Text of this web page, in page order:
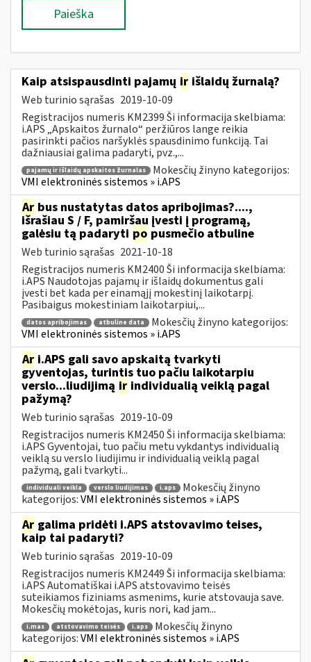
Paieška
Kaip atsispausdinti pajamų ir išlaidų žurnalą?
Web turinio sąrašas 2019-10-09
Registracijos numeris KM2399 Ši informacija skelbiama:
i.APS „Apskaitos žurnalo“ peržiūros lange reikia
pasirinkti pačios naršyklės spausdinimo funkciją. Tai
dažniausiai galima padaryti, pvz.,...
pajamų ir išlaidų apskaitos žurnalas
Mokesčių žinyno kategorijos:
VMI elektroninės sistemos » i.APS
Ar bus nustatytas datos apribojimas?....,
išrašiau S / F, pamiršau įvesti į programą,
galėsiu tą padaryti po pusmečio atbuline
Web turinio sąrašas 2021-10-18
Registracijos numeris KM2400 Ši informacija skelbiama:
i.APS Naudotojas pajamų ir išlaidų dokumentus gali
įvesti bet kada per einamąjį mokestinį laikotarpį.
Pasibaigus mokestiniam laikotarpiui,...
datos apribojimas atbuline data
Mokesčių žinyno kategorijos:
VMI elektroninės sistemos » i.APS
Ar i.APS gali savo apskaitą tvarkyti
gyventojas, turintis tuo pačiu laikotarpiu
verslo...liudijimą ir individualią veiklą pagal
pažymą?
Web turinio sąrašas 2019-10-09
Registracijos numeris KM2450 Ši informacija skelbiama:
i.APS Gyventojai, tuo pačiu metu vykdantys individualią
veiklą su verslo liudijimu ir individualią veiklą pagal
pažymą, gali tvarkyti...
individuali veikla verslo liudijimas i.aps
Mokesčių žinyno
kategorijos:VMI elektroninės sistemos » i.APS
Ar galima pridėti i.APS atstovavimo teises,
kaip tai padaryti?
Web turinio sąrašas 2019-10-09
Registracijos numeris KM2449 Ši informacija skelbiama:
i.APS Automatiškai i.APS atstovavimo teisės
suteikiamos fiziniams asmenims, kurie atstovauja save.
Mokesčių mokėtojas, kuris nori, kad jam...
i.mas atstovavimo teisės i.aps
Mokesčių žinyno
kategorijos:VMI elektroninės sistemos » i.APS